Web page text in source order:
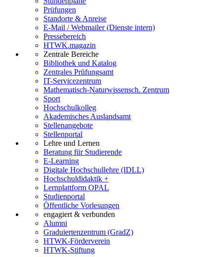
Prüfungen
Standorte & Anreise
E-Mail / Webmailer (Dienste intern)
Pressebereich
HTWK.magazin
Zentrale Bereiche
Bibliothek und Katalog
Zentrales Prüfungsamt
IT-Servicezentrum
Mathematisch-Naturwissensch. Zentrum
Sport
Hochschulkolleg
Akademisches Auslandsamt
Stellenangebote
Stellenportal
Lehre und Lernen
Beratung für Studierende
E-Learning
Digitale Hochschullehre (IDLL)
Hochschuldidaktik +
Lernplattform OPAL
Studienportal
Öffentliche Vorlesungen
engagiert & verbunden
Alumni
Graduiertenzentrum (GradZ)
HTWK-Förderverein
HTWK-Stiftung